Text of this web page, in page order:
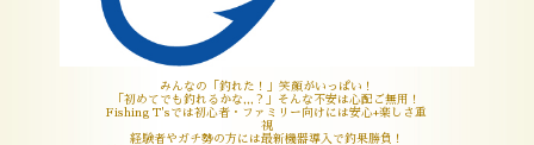
みんなの「釣れた！」笑顔がいっぱい！
「初めてでも釣れるかな,,,？」そんな不安は心配ご無用！
Fishing T'sでは初心者・ファミリー向けには安心+楽しさ重
視
経験者やガチ勢の方には最新機器導入で釣果勝負！